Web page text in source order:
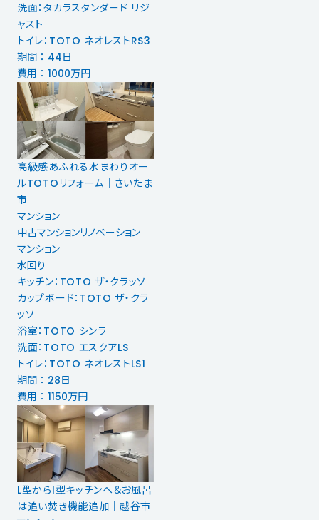
洗面：タカラスタンダード リジ
ャスト
トイレ：TOTO ネオレストRS3
期間 ： 44日
費用 ： 1000万円
高級感あふれる水まわりオー
ルTOTOリフォーム｜さいたま
市
マンション
中古マンションリノベーション
マンション
水回り
キッチン：TOTO ザ・クラッソ
カップボード：TOTO ザ・クラ
ッソ
浴室：TOTO シンラ
洗面：TOTO エスクアLS
トイレ：TOTO ネオレストLS1
期間 ： 28日
費用 ： 1150万円
L型からI型キッチンへ＆お風呂
は追い焚き機能追加｜越谷市